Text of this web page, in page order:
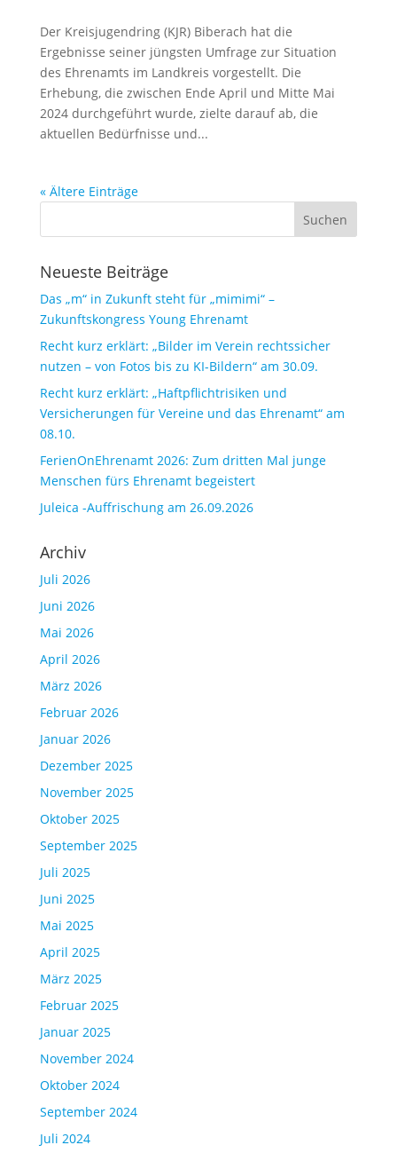
Der Kreisjugendring (KJR) Biberach hat die
Ergebnisse seiner jüngsten Umfrage zur Situation
des Ehrenamts im Landkreis vorgestellt. Die
Erhebung, die zwischen Ende April und Mitte Mai
2024 durchgeführt wurde, zielte darauf ab, die
aktuellen Bedürfnisse und...
« Ältere Einträge
Neueste Beiträge
Das „m“ in Zukunft steht für „mimimi“ –
Zukunftskongress Young Ehrenamt
Recht kurz erklärt: „Bilder im Verein rechtssicher
nutzen – von Fotos bis zu KI-Bildern“ am 30.09.
Recht kurz erklärt: „Haftpflichtrisiken und
Versicherungen für Vereine und das Ehrenamt“ am
08.10.
FerienOnEhrenamt 2026: Zum dritten Mal junge
Menschen fürs Ehrenamt begeistert
Juleica -Auffrischung am 26.09.2026
Archiv
Juli 2026
Juni 2026
Mai 2026
April 2026
März 2026
Februar 2026
Januar 2026
Dezember 2025
November 2025
Oktober 2025
September 2025
Juli 2025
Juni 2025
Mai 2025
April 2025
März 2025
Februar 2025
Januar 2025
November 2024
Oktober 2024
September 2024
Juli 2024